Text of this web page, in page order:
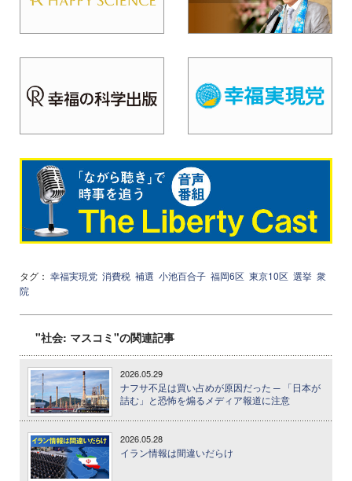
タグ： 幸福実現党 消費税 補選 小池百合子 福岡6区 東京10区 選挙 衆
院
"社会: マスコミ"の関連記事
2026.05.29
ナフサ不足は買い占めが原因だった ─ 「日本が
詰む」と恐怖を煽るメディア報道に注意
2026.05.28
イラン情報は間違いだらけ